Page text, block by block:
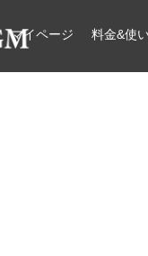
マイページ 料金&使